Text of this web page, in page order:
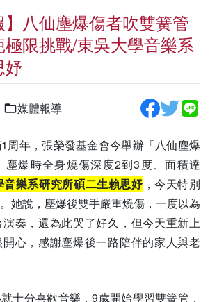
】八仙塵爆傷者吹雙簧管
限挑戰/東吳大學音樂系
妤
媒體報導
周年，張榮發基金會今舉辦「八仙塵爆
塵爆時全身燒傷深度2到3度、面積達
音樂系研究所碩二生賴思妤 ，今天特別
她說，塵爆後雙手嚴重燒傷，一度以為
奏，還為此哭了好久，但今天重新上
心，感謝塵爆後一路陪伴的家人與老
十分喜歡音樂，9歲開始學習雙簧管，